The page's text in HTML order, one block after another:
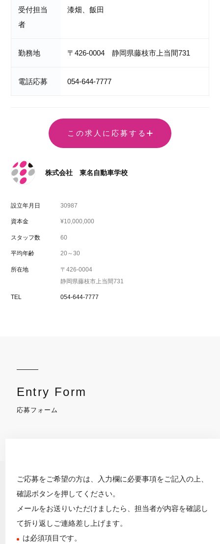
受付担当
者
漆畑、飯田
勤務地 〒426-0004 静岡県藤枝市上当間731
電話応募 054-644-7777
この求人に応募する
株式会社 東名自動車学校
設立年月日 30987
資本金 ¥10,000,000
スタッフ数 60
平均年齢 20～30
所在地
〒426-0004
静岡県藤枝市上当間731
TEL 054-644-7777
Entry Form
応募フォーム
ご応募をご希望の方は、入力欄に必要事項をご記入の上、
確認ボタンを押してください。
メールをお送りいただけましたら、担当者が内容を確認し
て折り返しご連絡差し上げます。
は必須項目です。